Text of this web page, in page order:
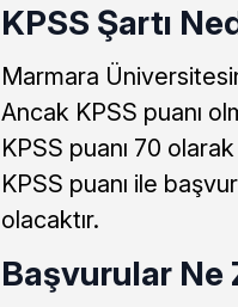
KPSS Şartı
Marmara
Ancak KPSS puanı
KPSS puanı 70
KPSS puanı ile
olacaktır.
Başvurular Ne